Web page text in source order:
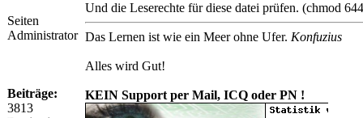
Seiten
Administrator
Beiträge:
3813
Und die Leserechte für diese datei prüfen. (chmod
Das Lernen ist wie ein Meer ohne Ufer. Konfuzius
Alles wird Gut!
KEIN Support per Mail, ICQ oder PN !